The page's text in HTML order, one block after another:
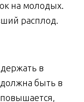
на молодых.
расплод.
в
быть в